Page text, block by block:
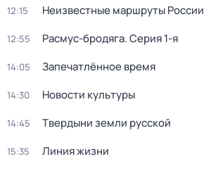
12:15 Неизвестные маршруты России
12:55 Расмус-бродяга. Серия 1-я
14:05 Запечатлённое время
14:30 Новости культуры
14:45 Твердыни земли русской
15:35 Линия жизни